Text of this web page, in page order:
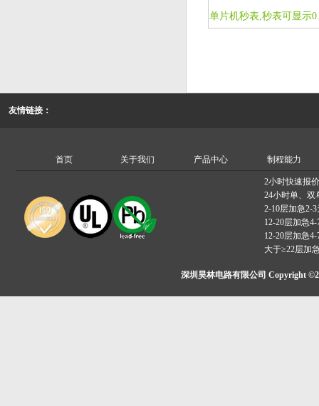
友情链接：
首页 关于我们 产品中心 制程能力
2小时快速报价
24小时单、双
2-10层加急2-3
12-20层加急4-
12-20层加急4-
大于≥22层加
深圳昊林电路有限公司 Copyright